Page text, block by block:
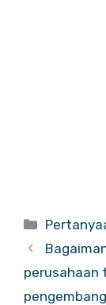
perusahaan